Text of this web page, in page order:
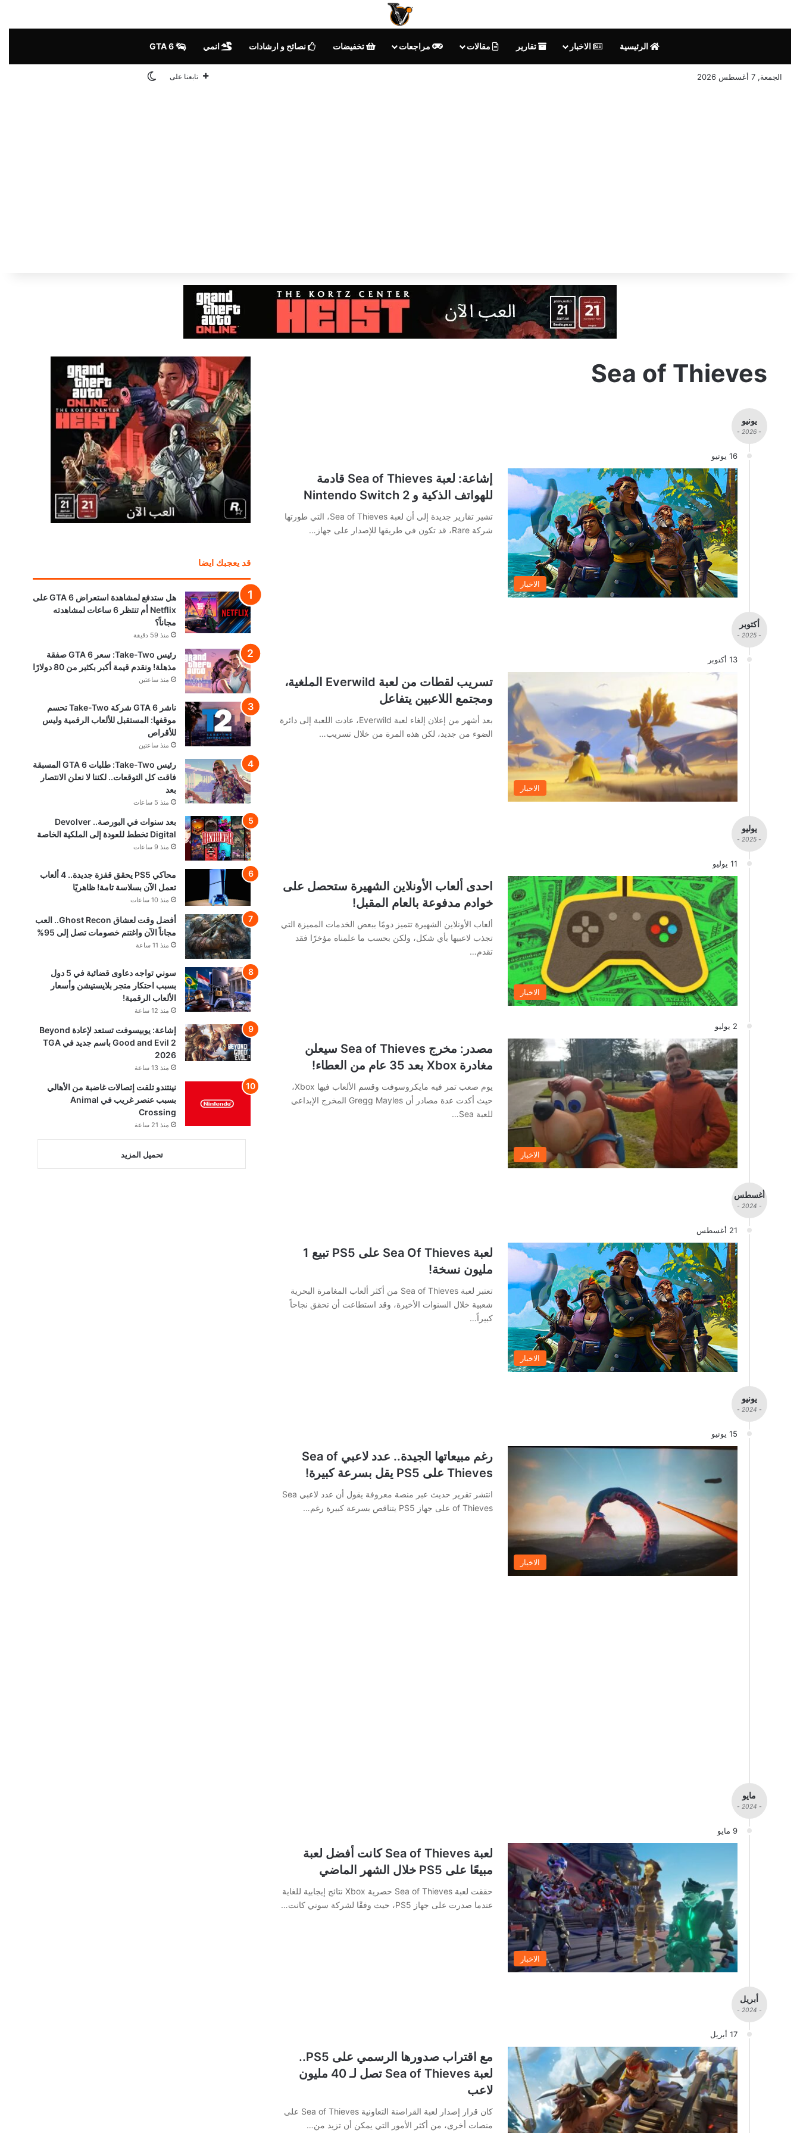
الرئيسية الاخبار تقارير مقالات مراجعات تخفيضات نصائح و ارشادات انمي
الجمعة, 7 أغسطس 2026 تابعنا على الوضع المظلم
Sea of Thieves
يونيو
- 2026 -
16 يونيو
الاخبار
إشاعة: لعبة Sea of Thieves قادمة
للهواتف الذكية و Nintendo Switch 2
تشير تقارير جديدة إلى أن لعبة Sea of Thieves، التي طورتها
شركة Rare، قد تكون في طريقها للإصدار على جهاز…
أكتوبر
- 2025 -
13 أكتوبر
الاخبار
تسريب لقطات من لعبة Everwild الملغية،
ومجتمع اللاعبين يتفاعل
بعد أشهر من إعلان إلغاء لعبة Everwild، عادت اللعبة إلى دائرة
الضوء من جديد، لكن هذه المرة من خلال تسريب…
يوليو
- 2025 -
11 يوليو
الاخبار
احدى ألعاب الأونلاين الشهيرة ستحصل على
خوادم مدفوعة بالعام المقبل!
ألعاب الأونلاين الشهيرة تتميز دومًا ببعض الخدمات المميزة التي
تجذب لاعبيها بأي شكل، ولكن بحسب ما علمناه مؤخرًا فقد
تقدم…
2 يوليو
الاخبار
مصدر: مخرج Sea of Thieves سيعلن
مغادرة Xbox بعد 35 عام من العطاء!
يوم صعب تمر فيه مايكروسوفت وقسم الألعاب فيها Xbox،
حيث أكدت عدة مصادر أن Gregg Mayles المخرج الإبداعي
للعبة Sea…
أغسطس
- 2024 -
21 أغسطس
الاخبار
لعبة Sea Of Thieves على PS5 تبيع 1
مليون نسخة!
تعتبر لعبة Sea of Thieves من أكثر ألعاب المغامرة البحرية
شعبية خلال السنوات الأخيرة، وقد استطاعت أن تحقق نجاحاً
كبيراً…
يونيو
- 2024 -
15 يونيو
الاخبار
رغم مبيعاتها الجيدة.. عدد لاعبي Sea of
Thieves على PS5 يقل بسرعة كبيرة!
انتشر تقرير حديث عبر منصة معروفة يقول أن عدد لاعبي Sea
of Thieves على جهاز PS5 يتناقص بسرعة كبيرة رغم…
مايو
- 2024 -
9 مايو
الاخبار
لعبة Sea of Thieves كانت أفضل لعبة
مبيعًا على PS5 خلال الشهر الماضي
حققت لعبة Sea of Thieves حصرية Xbox نتائج إيجابية للغاية
عندما صدرت على جهاز PS5، حيث وفقًا لشركة سوني كانت…
أبريل
- 2024 -
17 أبريل
مع اقتراب صدورها الرسمي على PS5..
لعبة Sea of ​​​​Thieves تصل لـ 40 مليون
لاعب
كان قرار إصدار لعبة القراصنة التعاونية Sea of ​​​​Thieves على
منصات أخرى، من أكثر الأمور التي يمكن أن تزيد من…
قد يعجبك ايضا
هل ستدفع لمشاهدة استعراض GTA 6 على
Netflix أم تنتظر 6 ساعات لمشاهدته
مجاناً؟
منذ 59 دقيقة
رئيس Take-Two: سعر GTA 6 صفقة
مذهلة! ونقدم قيمة أكبر بكثير من 80 دولارًا
منذ ساعتين
ناشر GTA 6 شركة Take-Two تحسم
موقفها: المستقبل للألعاب الرقمية وليس
للأقراص
منذ ساعتين
رئيس Take-Two: طلبات GTA 6 المسبقة
فاقت كل التوقعات.. لكننا لا نعلن الانتصار
بعد
منذ 5 ساعات
بعد سنوات في البورصة.. Devolver
Digital تخطط للعودة إلى الملكية الخاصة
منذ 9 ساعات
محاكي PS5 يحقق قفزة جديدة.. 4 ألعاب
تعمل الآن بسلاسة تامة! ظاهريًا
منذ 10 ساعات
أفضل وقت لعشاق Ghost Recon.. العب
مجاناً الآن واغتنم خصومات تصل إلى 95%
منذ 11 ساعة
سوني تواجه دعاوى قضائية في 5 دول
بسبب احتكار متجر بلايستيشن وأسعار
الألعاب الرقمية!
منذ 12 ساعة
إشاعة: يوبيسوفت تستعد لإعادة Beyond
Good and Evil 2 باسم جديد في TGA
2026
منذ 13 ساعة
نينتندو تلقت إتصالات غاضبة من الأهالي
بسبب عنصر غريب في Animal
Crossing
منذ 21 ساعة
تحميل المزيد